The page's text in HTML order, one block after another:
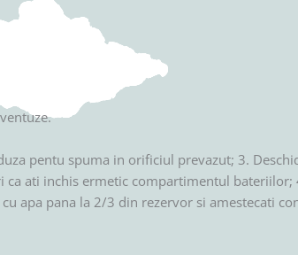
pentu spuma in orificiul prevazut; 3.
ati inchis ermetic compartimentul
apa pana la 2/3 din rezervor si amestecati